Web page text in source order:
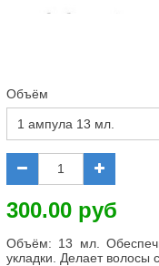
Объём
300.00 руб
Объём: 13 мл.
укладки. Делает волосы